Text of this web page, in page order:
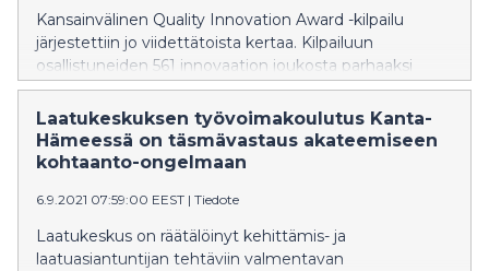
Kansainvälinen Quality Innovation Award -kilpailu
järjestettiin jo viidettätoista kertaa. Kilpailuun
osallistuneiden 561 innovaation joukosta parhaaksi
nousi israelilainen terveydenhuoltoalan innovaatio.
Suomalaisista innovaatioista palkittiin Metsä Springin
Kuura-tekstiilikuitu ja Peikko Groupin pilarikenkä
BOLDA®.
Laatukeskuksen työvoimakoulutus Kanta-
Hämeessä on täsmävastaus akateemiseen
kohtaanto-ongelmaan
6.9.2021 07:59:00 EEST | Tiedote
Laatukeskus on räätälöinyt kehittämis- ja
laatuasiantuntijan tehtäviin valmentavan